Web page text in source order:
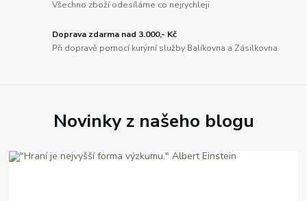
Všechno zboží odesíláme co nejrychleji
Doprava zdarma nad 3.000,- Kč
Při dopravě pomocí kurýrní služby Balíkovna a Zásilkovna
Novinky z našeho blogu